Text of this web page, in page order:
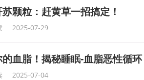
颗粒：赶黄草一招搞定！
2025-07-29
血脂！揭秘睡眠-血脂恶性循
2025-07-04